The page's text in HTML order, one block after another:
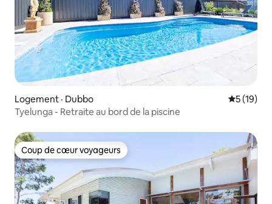
Logement · Dubbo Note
5 (19)
Tyelunga - Retraite au bord de la piscine
Coup de cœur voyageurs
Coup de cœur voyageurs